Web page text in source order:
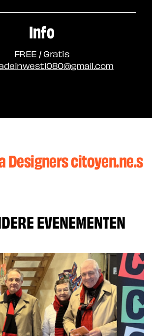
Info
FREE / Gratis
Designers citoyen.ne.s
EVENEMENTEN